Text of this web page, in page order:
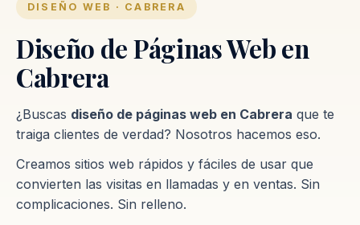
Proceso
Contacto
DISEÑO WEB · CABRERA
Diseño de Páginas Web en
Cabrera
¿Buscas diseño de páginas web en Cabrera que te
traiga clientes de verdad? Nosotros hacemos eso.
Creamos sitios web rápidos y fáciles de usar que
convierten las visitas en llamadas y en ventas. Sin
complicaciones. Sin relleno.